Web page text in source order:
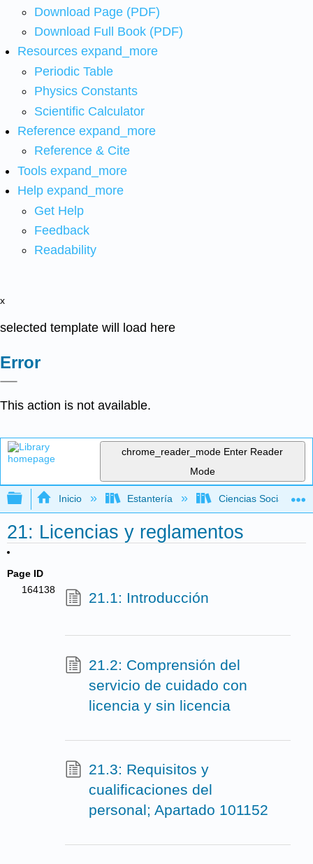
Download Page (PDF)
Download Full Book (PDF)
Resources expand_more
Periodic Table
Physics Constants
Scientific Calculator
Reference expand_more
Reference & Cite
Tools expand_more
Help expand_more
Get Help
Feedback
Readability
x
selected template will load here
Error
This action is not available.
chrome_reader_mode Enter Reader
Mode
Expandir/contraer jerarquía global
Inicio Estantería Ciencias Sociales
21: Licencias y reglamentos
Page ID
164138
21.1: Introducción
21.2: Comprensión del
servicio de cuidado con
licencia y sin licencia
21.3: Requisitos y
cualificaciones del
personal; Apartado 101152